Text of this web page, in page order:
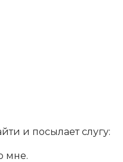
и посылает слугу:
мне.